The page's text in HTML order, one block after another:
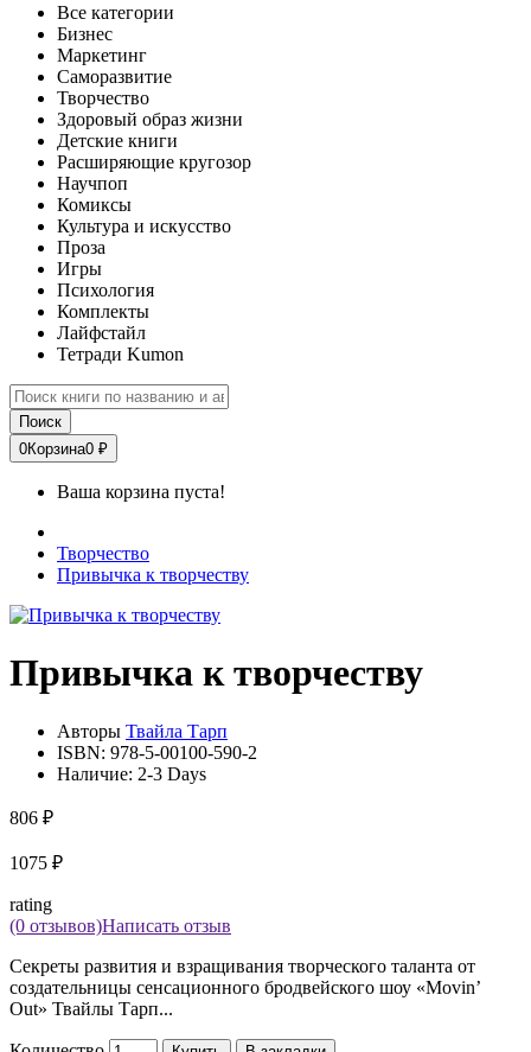
Все категории
Бизнес
Маркетинг
Саморазвитие
Творчество
Здоровый образ жизни
Детские книги
Расширяющие кругозор
Научпоп
Комиксы
Культура и искусство
Проза
Игры
Психология
Комплекты
Лайфстайл
Тетради Kumon
Поиск
0Корзина0 ₽
Ваша корзина пуста!
Творчество
Привычка к творчеству
Привычка к творчеству
Авторы Твайла Тарп
ISBN: 978-5-00100-590-2
Наличие: 2-3 Days
806 ₽
1075 ₽
rating
(0 отзывов)Написать отзыв
Секреты развития и взращивания творческого таланта от
создательницы сенсационного бродвейского шоу «Movin’
Out» Твайлы Тарп...